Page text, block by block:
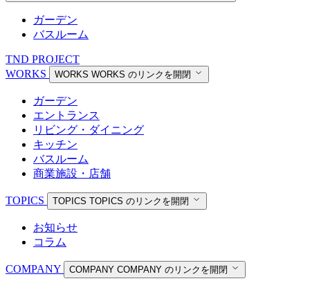
ガーデン
バスルーム
TND PROJECT
WORKS
WORKS WORKS のリンクを開閉
ガーデン
エントランス
リビング・ダイニング
キッチン
バスルーム
商業施設・店舗
TOPICS TOPICS TOPICS のリンクを開閉
お知らせ
コラム
COMPANY COMPANY COMPANY のリンクを開閉